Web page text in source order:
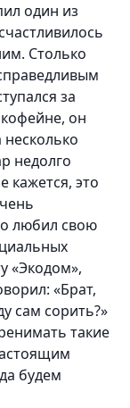
один из
Столько
за
он
несколько
недолго
кажется, это
любил свою
«Экодом»,
«Брат,
сам сорить?»
такие
будем